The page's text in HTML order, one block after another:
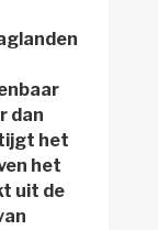
dan
het
het
uit de